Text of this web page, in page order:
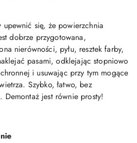
upewnić się, że powierzchnia
dobrze przygotowana,
nierówności, pyłu, resztek farby,
pasami, odklejając stopniowo
i usuwając przy tym mogące
Szybko, łatwo, bez
Demontaż jest równie prosty!